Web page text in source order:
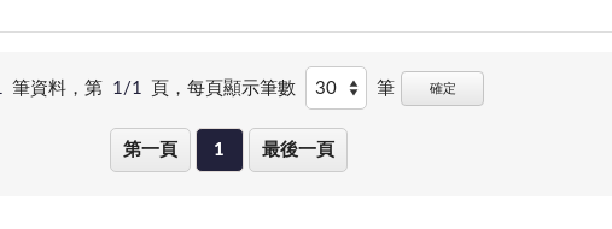
筆資料，第 1/1 頁，每頁顯示筆數 筆 確定
第一頁 1 最後一頁